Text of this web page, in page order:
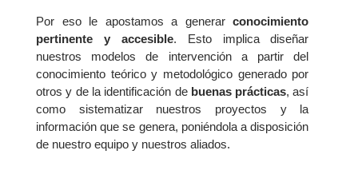
Por eso le apostamos a generarconocimiento
pertinente y accesible. Esto implica diseñar
nuestros modelos de intervención a partir del
conocimiento teórico y metodológico generado por
otros y de la identificación de buenas prácticas, así
como sistematizar nuestros proyectos y la
información que se genera, poniéndola a disposición
de nuestro equipo y nuestros aliados.